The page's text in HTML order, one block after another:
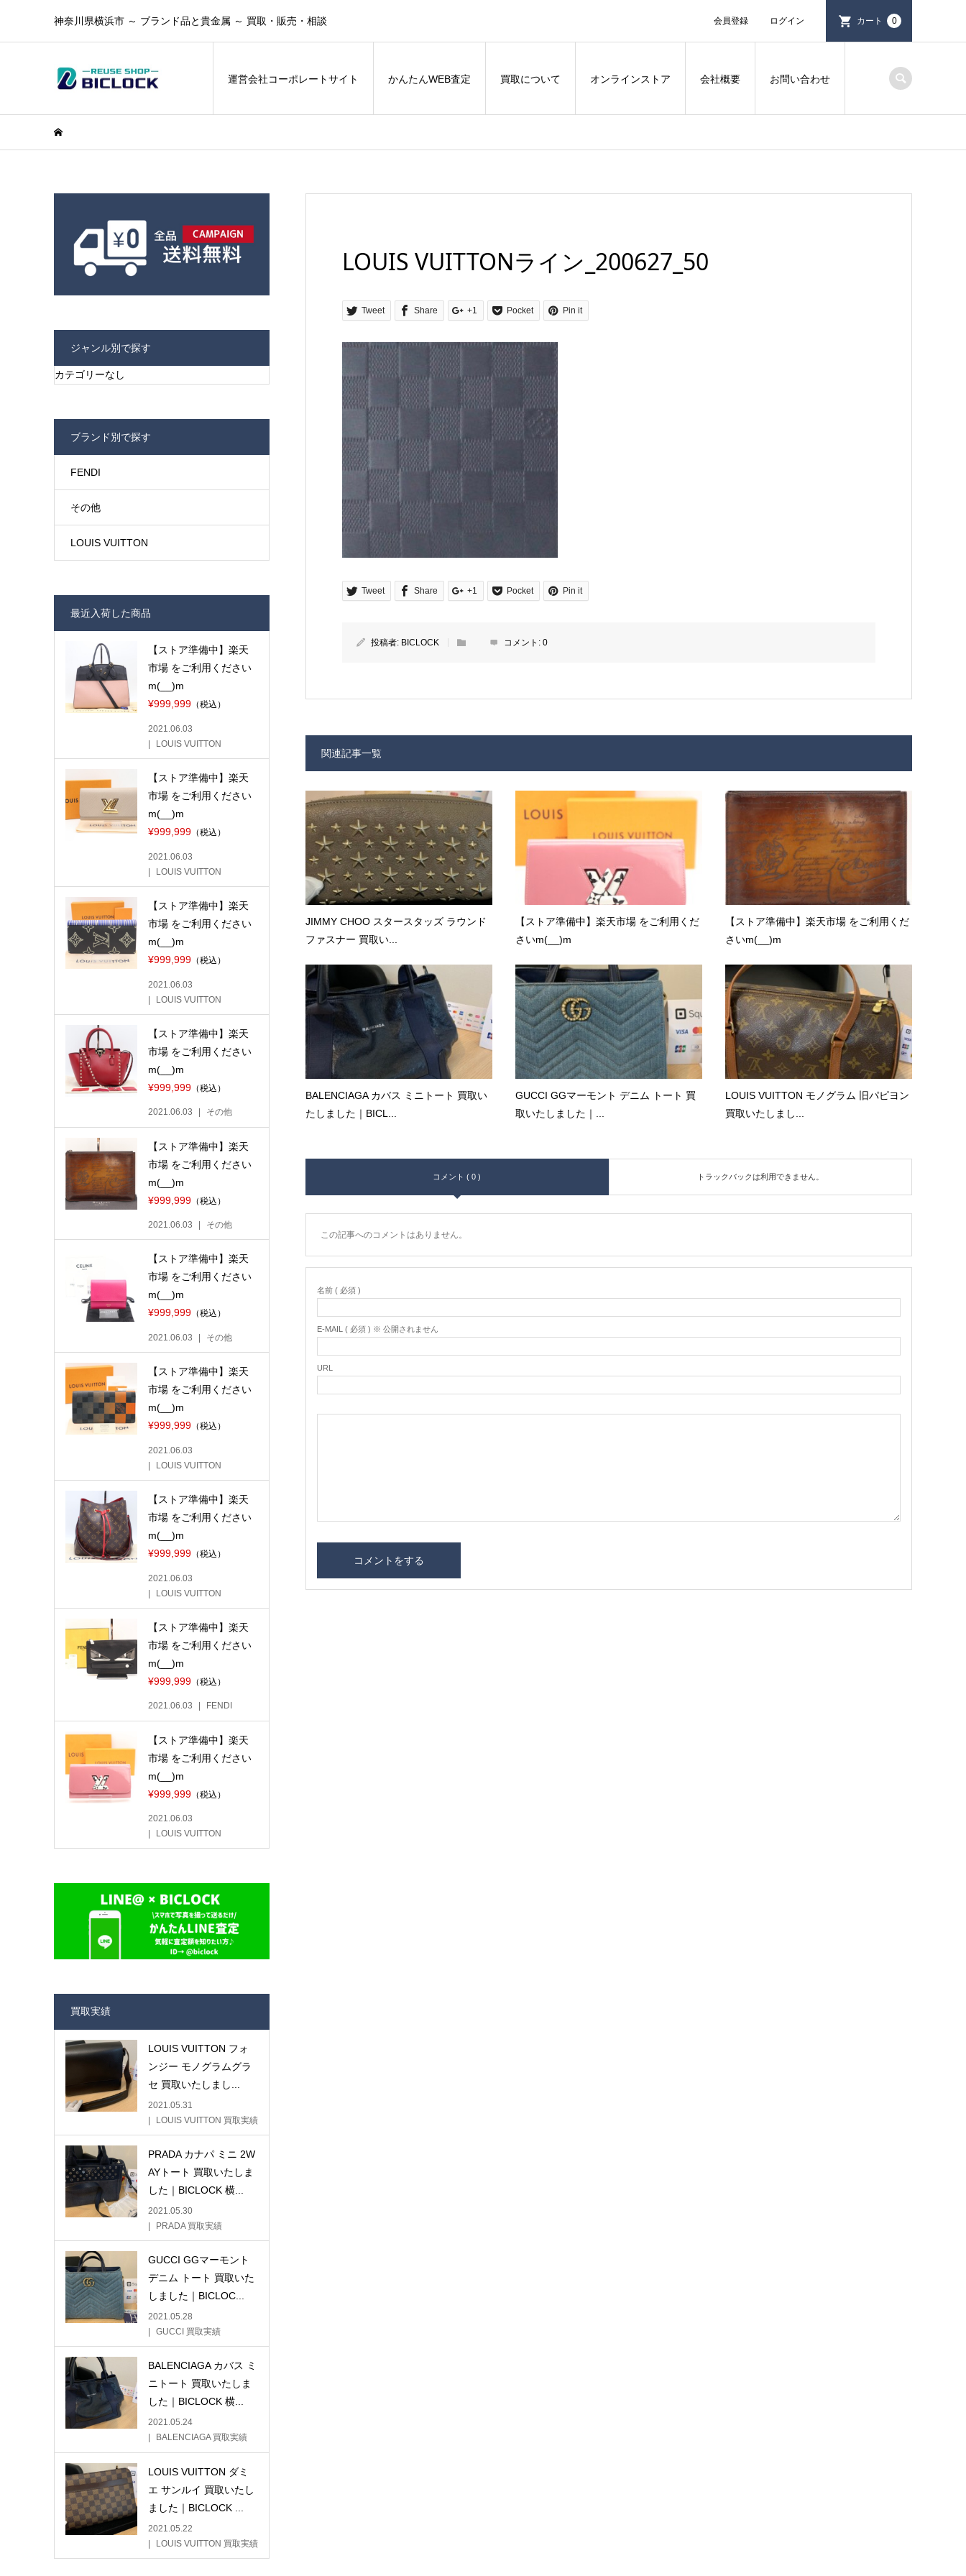
神奈川県横浜市 ～ ブランド品と貴金属 ～ 買取・販売・相談 会員登録 ログイン カート 0
運営会社コーポレートサイト かんたんWEB査定 買取について オンラインストア 会社概要 お問い合わせ
LOUIS VUITTONライン_200627_50
Tweet Share +1 Pocket Pin it
Tweet Share +1 Pocket Pin it
投稿者: BICLOCK コメント: 0
関連記事一覧
JIMMY CHOO スタースタッズ ラウンド
ファスナー 買取い...
【ストア準備中】楽天市場 をご利用くだ
さいm(__)m
【ストア準備中】楽天市場 をご利用くだ
さいm(__)m
BALENCIAGA カバス ミニトート 買取い
たしました｜BICL...
GUCCI GGマーモント デニム トート 買
取いたしました｜...
LOUIS VUITTON モノグラム 旧パピヨン
買取いたしまし...
コメント ( 0 ) トラックバックは利用できません。
この記事へのコメントはありません。
名前 ( 必須 )
E-MAIL ( 必須 ) ※ 公開されません
URL
ジャンル別で探す
カテゴリーなし
ブランド別で探す
FENDI
その他
LOUIS VUITTON
最近入荷した商品
【ストア準備中】楽天
市場 をご利用ください
m(__)m
¥999,999（税込）
2021.06.03
LOUIS VUITTON
【ストア準備中】楽天
市場 をご利用ください
m(__)m
¥999,999（税込）
2021.06.03
LOUIS VUITTON
【ストア準備中】楽天
市場 をご利用ください
m(__)m
¥999,999（税込）
2021.06.03
LOUIS VUITTON
【ストア準備中】楽天
市場 をご利用ください
m(__)m
¥999,999（税込）
2021.06.03 その他
【ストア準備中】楽天
市場 をご利用ください
m(__)m
¥999,999（税込）
2021.06.03 その他
【ストア準備中】楽天
市場 をご利用ください
m(__)m
¥999,999（税込）
2021.06.03 その他
【ストア準備中】楽天
市場 をご利用ください
m(__)m
¥999,999（税込）
2021.06.03
LOUIS VUITTON
【ストア準備中】楽天
市場 をご利用ください
m(__)m
¥999,999（税込）
2021.06.03
LOUIS VUITTON
【ストア準備中】楽天
市場 をご利用ください
m(__)m
¥999,999（税込）
2021.06.03 FENDI
【ストア準備中】楽天
市場 をご利用ください
m(__)m
¥999,999（税込）
2021.06.03
LOUIS VUITTON
買取実績
LOUIS VUITTON フォ
ンジー モノグラムグラ
セ 買取いたしまし...
2021.05.31
LOUIS VUITTON 買取実績
PRADA カナパ ミニ 2W
AYトート 買取いたしま
した｜BICLOCK 横...
2021.05.30
PRADA 買取実績
GUCCI GGマーモント
デニム トート 買取いた
しました｜BICLOC...
2021.05.28
GUCCI 買取実績
BALENCIAGA カバス ミ
ニトート 買取いたしま
した｜BICLOCK 横...
2021.05.24
BALENCIAGA 買取実績
LOUIS VUITTON ダミ
エ サンルイ 買取いたし
ました｜BICLOCK ...
2021.05.22
LOUIS VUITTON 買取実績